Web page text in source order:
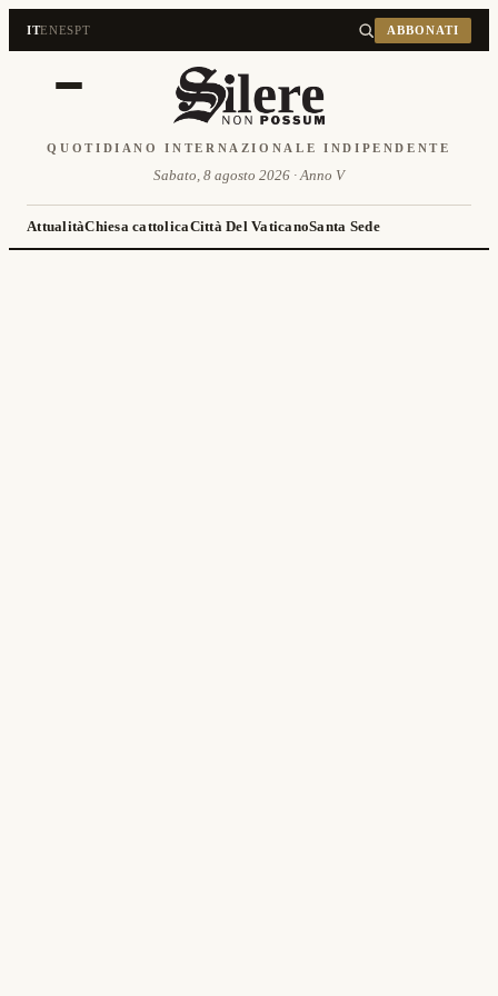
ITENESPT ABBONATI
QUOTIDIANO INTERNAZIONALE INDIPENDENTE
Sabato, 8 agosto 2026 · Anno V
AttualitàChiesa cattolicaCittà Del VaticanoSanta Sede